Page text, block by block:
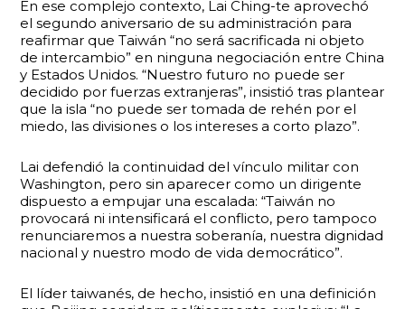
En ese complejo contexto, Lai Ching-te aprovechó
el segundo aniversario de su administración para
reafirmar que Taiwán “no será sacrificada ni objeto
de intercambio” en ninguna negociación entre China
y Estados Unidos. “Nuestro futuro no puede ser
decidido por fuerzas extranjeras”, insistió tras plantear
que la isla “no puede ser tomada de rehén por el
miedo, las divisiones o los intereses a corto plazo”.
Lai defendió la continuidad del vínculo militar con
Washington, pero sin aparecer como un dirigente
dispuesto a empujar una escalada: “Taiwán no
provocará ni intensificará el conflicto, pero tampoco
renunciaremos a nuestra soberanía, nuestra dignidad
nacional y nuestro modo de vida democrático”.
El líder taiwanés, de hecho, insistió en una definición